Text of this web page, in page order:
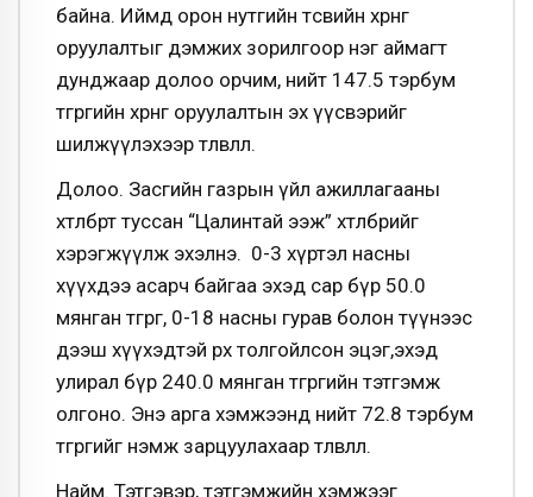
байна. Иймд орон нутгийн төсвийн хөрөнгө
оруулалтыг дэмжих зорилгоор нэг аймагт
дунджаар долоо орчим, нийт 147.5 тэрбум
төгрөгийн хөрөнгө оруулалтын эх үүсвэрийг
шилжүүлэхээр төлөвлөлөө.
Долоо. Засгийн газрын үйл ажиллагааны
хөтөлбөрт туссан “Цалинтай ээж” хөтөлбөрийг
хэрэгжүүлж эхэлнэ. 0-3 хүртэл насны
хүүхдээ асарч байгаа эхэд сар бүр 50.0
мянган төгрөг, 0-18 насны гурав болон түүнээс
дээш хүүхэдтэй өрх толгойлсон эцэг,эхэд
улирал бүр 240.0 мянган төгрөгийн тэтгэмж
олгоно. Энэ арга хэмжээнд нийт 72.8 тэрбум
төгрөгийг нэмж зарцуулахаар төлөвлөлөө.
Найм. Тэтгэвэр, тэтгэмжийн хэмжээг